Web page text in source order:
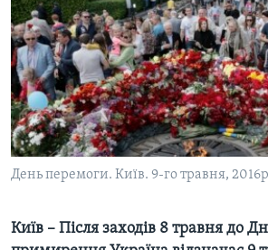
СУСПІЛЬСТВО
ЕКОНОМІКА
ІСТОРІЇ УСПІХУ УКРАЇНЦІВ
ТЕЛЕПРОГРАМИ
ЧАС-TIME
БРИФІНГ ГОЛОСУ АМЕРИКИ
СТУДІЯ ВАШИНГТОН
ВІКНО В АМЕРИКУ
ПОГЛЯД З ВАШИНГТОНА
ENGLISH
Learning English
День перемоги. Київ. 9-го травня,
Київ – Після заходів 8 травня до